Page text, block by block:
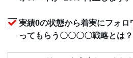
実績0の状態から着実にフォロ
ってもらう〇〇〇〇戦略とは？